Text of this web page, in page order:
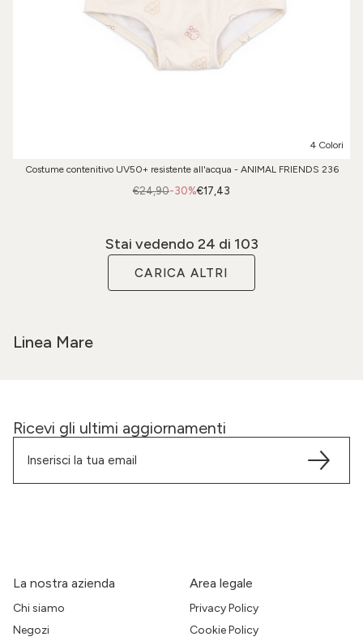
4 Colori
Costume contenitivo UV50+ resistente all'acqua - ANIMAL FRIENDS 236
-30%
€24,90 €17,43
Stai vedendo 24 di 103
CARICA ALTRI
Linea Mare
Ricevi gli ultimi aggiornamenti
La nostra azienda
Chi siamo
Negozi
Area legale
Privacy Policy
Cookie Policy